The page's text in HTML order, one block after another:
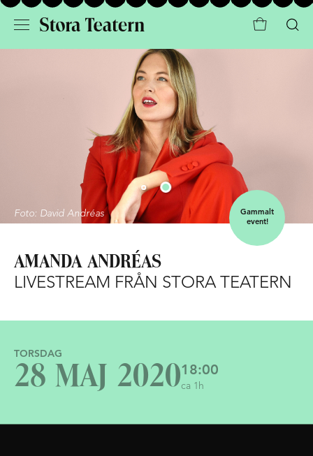
Foto: David Andréas
Gammalt
event!
AMANDA ANDRÉAS
LIVESTREAM FRÅN STORA TEATERN
TORSDAG
28 MAJ 202018:00
ca 1h